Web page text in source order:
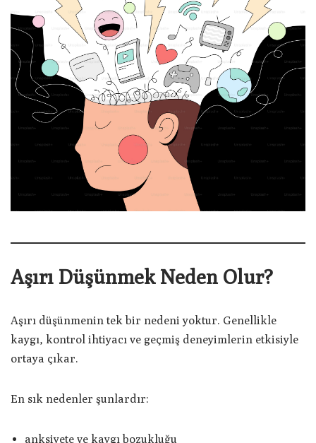
Aşırı Düşünmek Neden Olur?
Aşırı düşünmenin tek bir nedeni yoktur. Genellikle
kaygı, kontrol ihtiyacı ve geçmiş deneyimlerin etkisiyle
ortaya çıkar.
En sık nedenler şunlardır:
anksiyete ve kaygı bozukluğu